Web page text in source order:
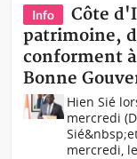
Info
Côte
patrimoine,
conforment
Bonne
Hien Sié
mercredi
mercredi,